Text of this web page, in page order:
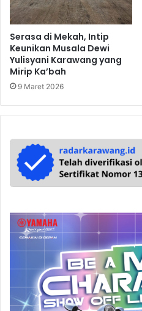
Serasa di Mekah, Intip
Keunikan Musala Dewi
Yulisyani Karawang yang
Mirip Ka’bah
9 Maret 2026